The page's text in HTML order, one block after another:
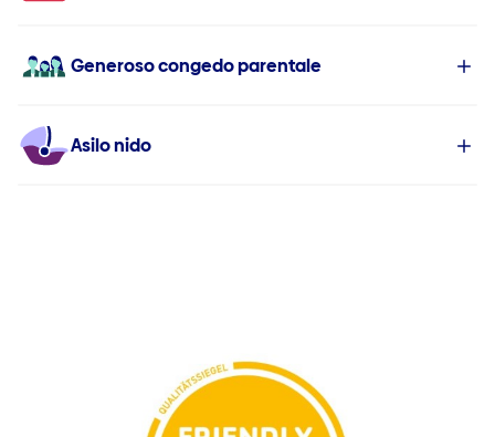
Generoso congedo parentale
Asilo nido